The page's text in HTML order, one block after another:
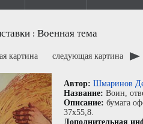
: Военная тема
картина следующая картина
Автор: Шмаринов
Название: Воин,
Описание: бумага
37x55,8.
Дополнительная